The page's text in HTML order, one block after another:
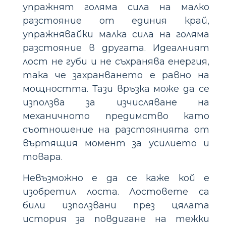
упражнят голяма сила на малко
разстояние от единия край,
упражнявайки малка сила на голяма
разстояние в другата. Идеалният
лост не губи и не съхранява енергия,
така че захранването е равно на
мощността. Тази връзка може да се
използва за изчисляване на
механичното предимство като
съотношение на разстоянията от
въртящия момент за усилието и
товара.
Невъзможно е да се каже кой е
изобретил лоста. Лостовете са
били използвани през цялата
история за повдигане на тежки